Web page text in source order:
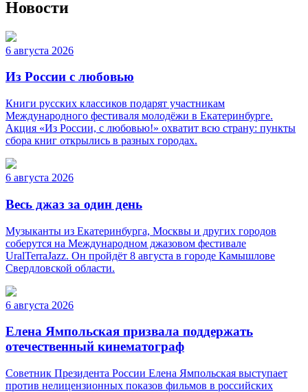
Новости
6 августа 2026
Из России с любовью
Книги русских классиков подарят участникам
Международного фестиваля молодёжи в Екатеринбурге.
Акция «Из России, с любовью!» охватит всю страну: пункты
сбора книг открылись в разных городах.
6 августа 2026
Весь джаз за один день
Музыканты из Екатеринбурга, Москвы и других городов
соберутся на Международном джазовом фестивале
UralTerraJazz. Он пройдёт 8 августа в городе Камышлове
Свердловской области.
6 августа 2026
Елена Ямпольская призвала поддержать
отечественный кинематограф
Советник Президента России Елена Ямпольская выступает
против нелицензионных показов фильмов в российских